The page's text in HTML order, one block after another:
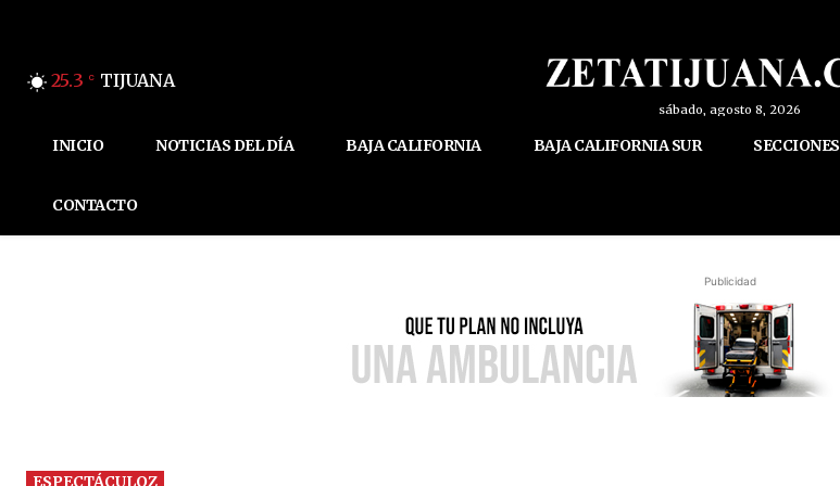
25.3 C TIJUANA
sábado, agosto 8, 2026
INICIO NOTICIAS DEL DÍA BAJA CALIFORNIA BAJA CALIFORNIA SUR SECCIONES
CONTACTO
Publicidad